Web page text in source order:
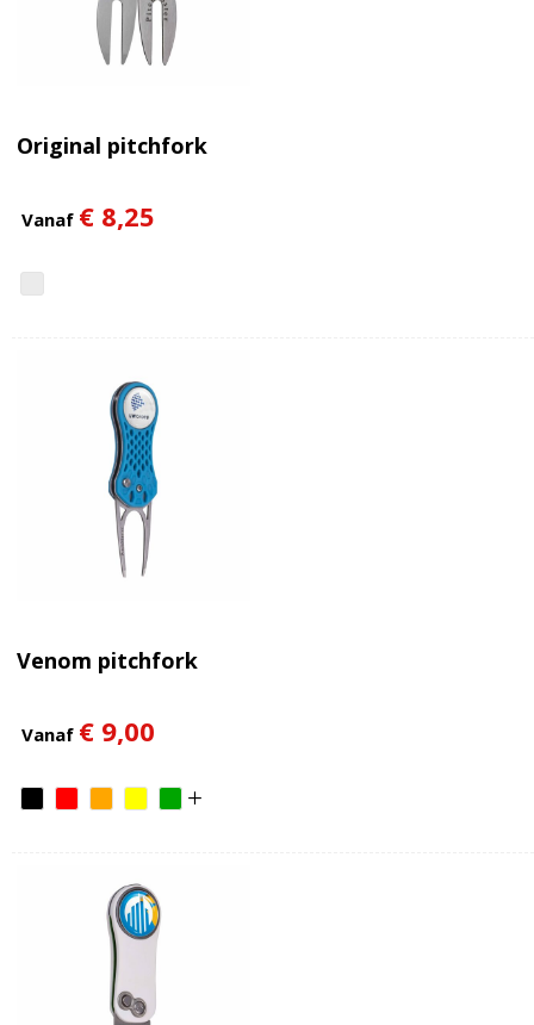
Original pitchfork
Vanaf € 8,25
Venom pitchfork
Vanaf € 9,00